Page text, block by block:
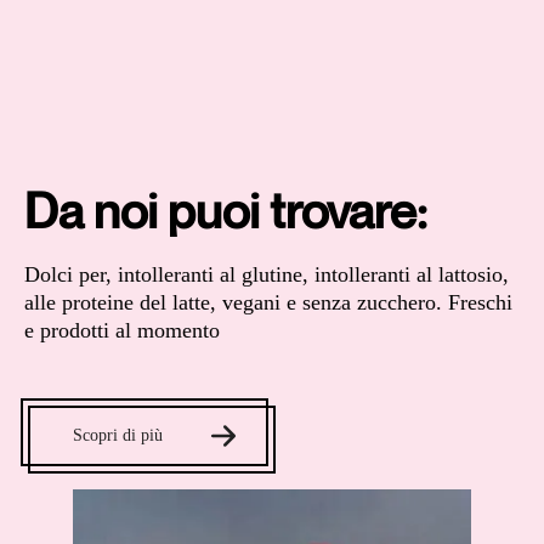
Da noi puoi trovare:
Dolci per, intolleranti al glutine, intolleranti al lattosio,
alle proteine del latte, vegani e senza zucchero. Freschi
e prodotti al momento
Scopri di più